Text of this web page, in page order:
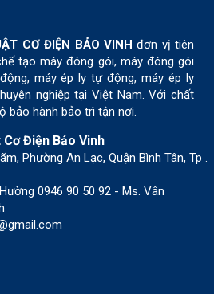
CƠ ĐIỆN BẢO VINH đơn vị tiên
tạo máy đóng gói, máy đóng gói
máy ép ly tự động, máy ép ly
nghiệp tại Việt Nam. Với chất
bảo hành bảo trì tận nơi.
Điện Bảo Vinh
Phường An Lạc, Quận Bình Tân, Tp .
0946 90 50 92 - Ms. Vân